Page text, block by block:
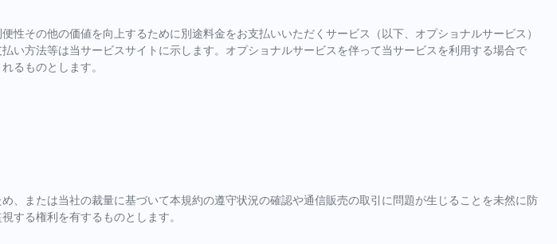
性その他の価値を向上するために別途料金をお支払いいただくサービス（以下、オプショナルサービス）
い方法等は当サービスサイトに示します。オプショナルサービスを伴って当サービスを利用する場合で
るものとします。
、または当社の裁量に基づいて本規約の遵守状況の確認や通信販売の取引に問題が生じることを未然に防
する権利を有するものとします。